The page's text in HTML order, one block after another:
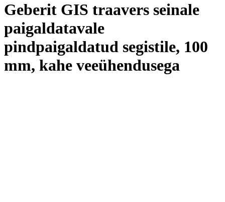
Geberit GIS traavers seinale
paigaldatavale
pindpaigaldatud segistile, 100
mm, kahe veeühendusega